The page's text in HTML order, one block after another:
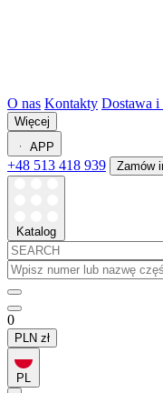
O nas Kontakty Dostawa i
Więcej
APP
+48 513 418 939 Zamów
Katalog
0
PLN zł
PL